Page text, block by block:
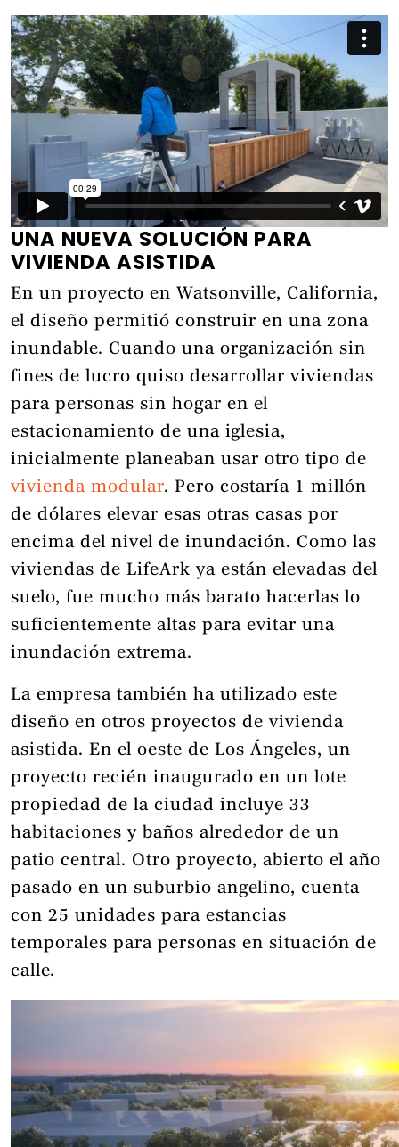
UNA NUEVA SOLUCIÓN PARA
VIVIENDA ASISTIDA
En un proyecto en Watsonville, California,
el diseño permitió construir en una zona
inundable. Cuando una organización sin
fines de lucro quiso desarrollar viviendas
para personas sin hogar en el
estacionamiento de una iglesia,
inicialmente planeaban usar otro tipo de
vivienda modular. Pero costaría 1 millón
de dólares elevar esas otras casas por
encima del nivel de inundación. Como las
viviendas de LifeArk ya están elevadas del
suelo, fue mucho más barato hacerlas lo
suficientemente altas para evitar una
inundación extrema.
La empresa también ha utilizado este
diseño en otros proyectos de vivienda
asistida. En el oeste de Los Ángeles, un
proyecto recién inaugurado en un lote
propiedad de la ciudad incluye 33
habitaciones y baños alrededor de un
patio central. Otro proyecto, abierto el año
pasado en un suburbio angelino, cuenta
con 25 unidades para estancias
temporales para personas en situación de
calle.